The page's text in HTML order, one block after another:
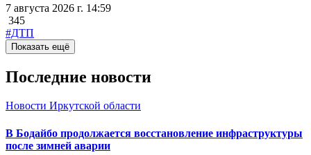
7 августа 2026 г. 14:59
345
#ДТП
Показать ещё
Последние новости
Новости Иркутской области
В Бодайбо продолжается восстановление инфраструктуры
после зимней аварии